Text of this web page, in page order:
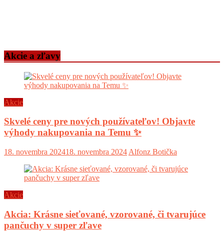
Akcie a zľavy
Akcie
Skvelé ceny pre nových používateľov! Objavte
výhody nakupovania na Temu ✨
18. novembra 202418. novembra 2024 Alfonz Botička
Akcie
Akcia: Krásne sieťované, vzorované, či tvarujúce
pančuchy v super zľave